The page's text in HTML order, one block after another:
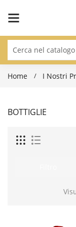
Home I Nostri
BOTTIGLIE